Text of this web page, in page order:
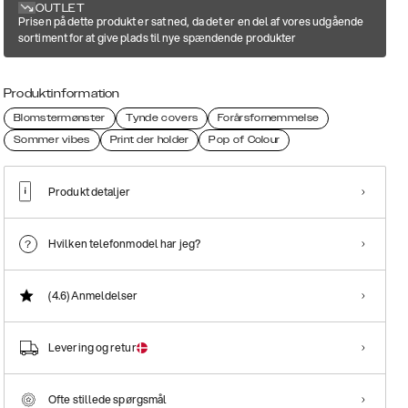
OUTLET
Prisen på dette produkt er sat ned, da det er en del af vores udgående
sortiment for at give plads til nye spændende produkter
Produktinformation
Blomstermønster Tynde covers
Forårsfornemmelse
Sommer vibes
Print der holder Pop of Colour
Produkt detaljer
Hvilken telefonmodel har jeg?
(4.6)Anmeldelser
Levering og retur
Ofte stillede spørgsmål